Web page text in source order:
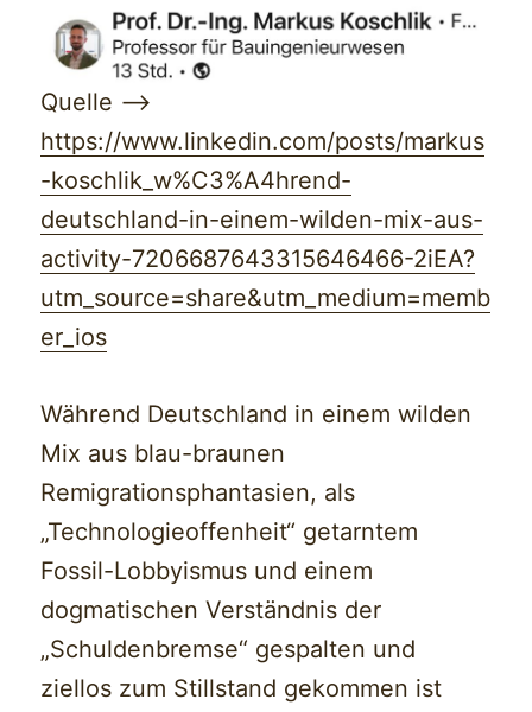
Quelle —>
https://www.linkedin.com/posts/markus
-koschlik_w%C3%A4hrend-
deutschland-in-einem-wilden-mix-aus-
activity-7206687643315646466-2iEA?
utm_source=share&utm_medium=memb
er_ios
Während Deutschland in einem wilden
Mix aus blau-braunen
Remigrationsphantasien, als
„Technologieoffenheit“ getarntem
Fossil-Lobbyismus und einem
dogmatischen Verständnis der
„Schuldenbremse“ gespalten und
ziellos zum Stillstand gekommen ist